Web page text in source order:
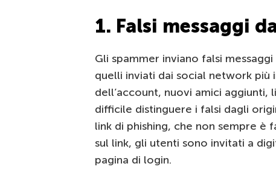
1. Falsi messaggi
Gli spammer inviano falsi
quelli inviati dai social network
dell’account, nuovi amici
difficile distinguere i falsi dagli
link di phishing, che non sempre è
sul link, gli utenti sono invitati a
pagina di login.